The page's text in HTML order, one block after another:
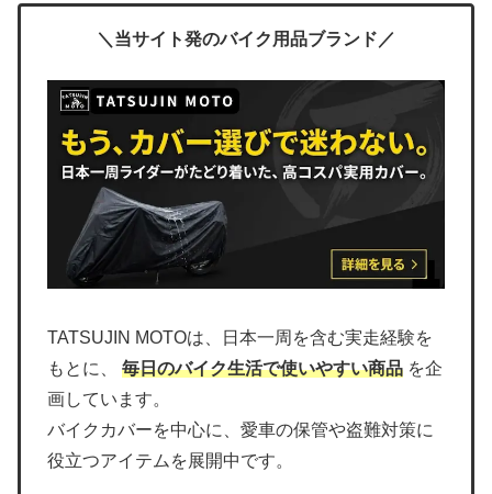
＼当サイト発のバイク用品ブランド／
TATSUJIN MOTOは、日本一周を含む実走経験を
もとに、 毎日のバイク生活で使いやすい商品 を企
画しています。
バイクカバーを中心に、愛車の保管や盗難対策に
役立つアイテムを展開中です。